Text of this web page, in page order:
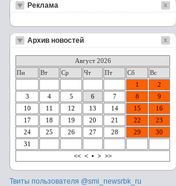
Реклама
Архив новостей
Август 2026
Пн
Вт Ср Чт Пт Сб
Вс
1
2
3
4 5 6 7 8
9
10
11 12 13 14 15
16
17
18 19 20 21 22
23
24
25 26 27 28 29
30
31
<< < • > >>
Твиты пользователя @smi_newsrbk_ru